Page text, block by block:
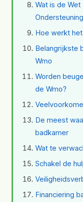
Wat is de
Hoe werkt
Belangrijkste
Wmo
Worden
de Wmo?
De meest
badkamer
Wat te
Schakel de
Financiering